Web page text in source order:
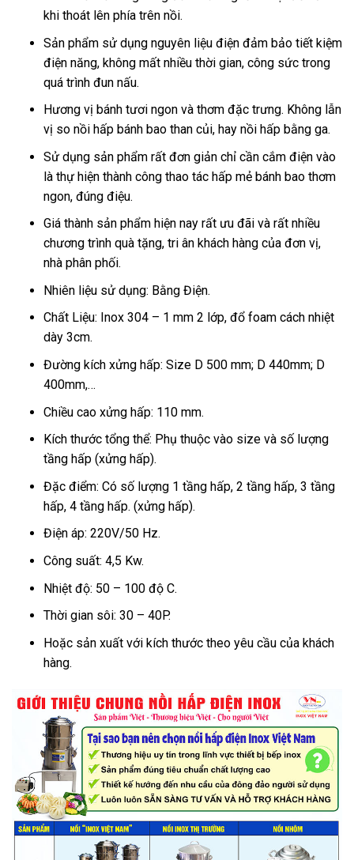
khi thoát lên phía trên nồi.
Sản phẩm sử dụng nguyên liệu điện đảm bảo tiết kiệm
điện năng, không mất nhiều thời gian, công sức trong
quá trình đun nấu.
Hương vị bánh tươi ngon và thơm đặc trưng. Không lẫn
vị so nồi hấp bánh bao than củi, hay nồi hấp bằng ga.
Sử dụng sản phẩm rất đơn giản chỉ cần cắm điện vào
là thự hiện thành công thao tác hấp mẻ bánh bao thơm
ngon, đúng điệu.
Giá thành sản phẩm hiện nay rất ưu đãi và rất nhiều
chương trình quà tặng, tri ân khách hàng của đơn vị,
nhà phân phối.
Nhiên liệu sử dụng: Bằng Điện.
Chất Liệu: Inox 304 – 1 mm 2 lớp, đổ foam cách nhiệt
dày 3cm.
Đường kích xửng hấp: Size D 500 mm; D 440mm; D
400mm,…
Chiều cao xửng hấp: 110 mm.
Kích thước tổng thể: Phụ thuộc vào size và số lượng
tầng hấp (xửng hấp).
Đặc điểm: Có số lượng 1 tầng hấp, 2 tầng hấp, 3 tầng
hấp, 4 tầng hấp. (xửng hấp).
Điện áp: 220V/50 Hz.
Công suất: 4,5 Kw.
Nhiệt độ: 50 – 100 độ C.
Thời gian sôi: 30 – 40P.
Hoặc sản xuất với kích thước theo yêu cầu của khách
hàng.